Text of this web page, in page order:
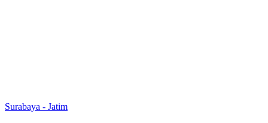
Surabaya - Jatim